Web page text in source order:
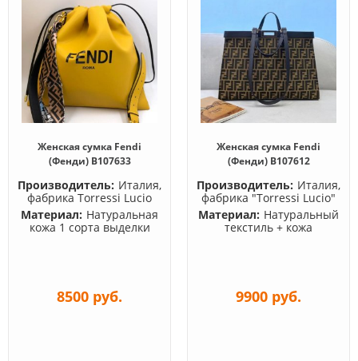
Женская сумка Fendi
(Фенди) B107633
Производитель: Италия,
фабрика Torressi Lucio
Материал: Натуральная
кожа 1 сорта выделки
8500 руб.
Женская сумка Fendi
(Фенди) B107612
Производитель: Италия,
фабрика "Torressi Lucio"
Материал: Натуральный
текстиль + кожа
9900 руб.